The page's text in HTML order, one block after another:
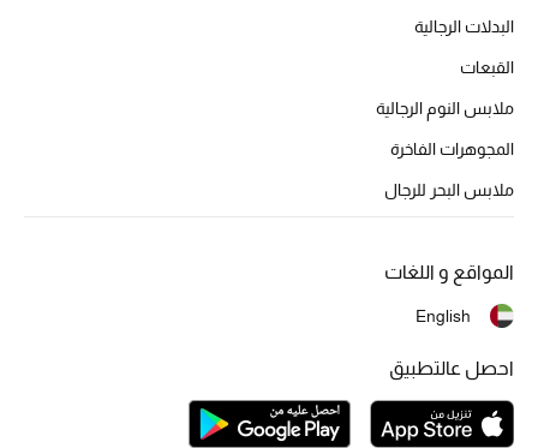
الحقائب النسائية
حقائب رجالية
أبرز المصممين
أبرز الحقائب
البدلات الرجالية
القبعات
ملابس النوم الرجالية
المجوهرات الفاخرة
ملابس البحر للرجال
المواقع و اللغات
English
احصل عالتطبيق